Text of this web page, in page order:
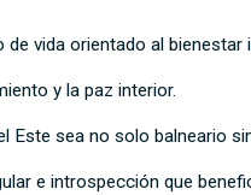
vida orientado al bienestar
y la paz interior.
Este sea no solo balneario
e introspección que